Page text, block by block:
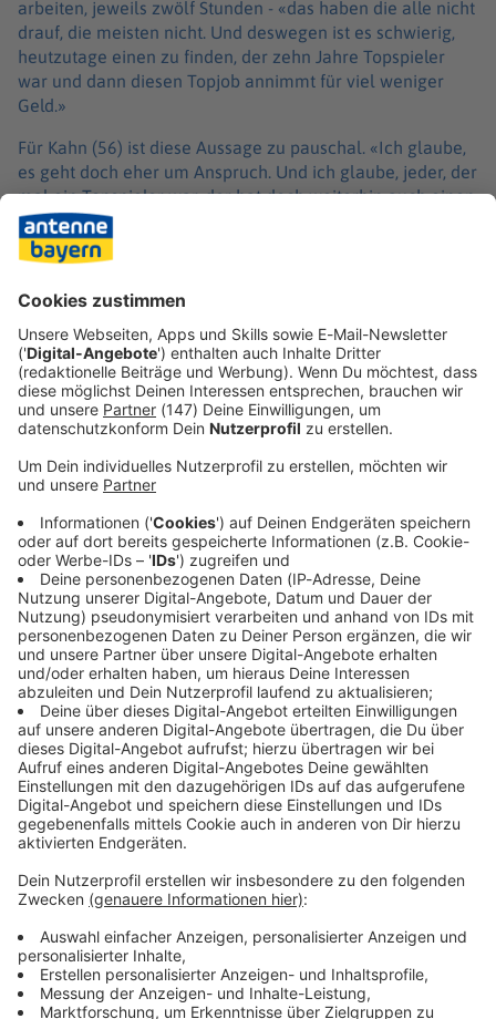
arbeiten, jeweils zwölf Stunden - «das haben die alle nicht
drauf, die meisten nicht. Und deswegen ist es schwierig,
heutzutage einen zu finden, der zehn Jahre Topspieler
war und dann diesen Topjob annimmt für viel weniger
Geld.»
Für Kahn (56) ist diese Aussage zu pauschal. «Ich glaube,
es geht doch eher um Anspruch. Und ich glaube, jeder, der
mal ein Topspieler war, der hat doch weiterhin auch einen
hohen Anspruch», sagte der frühere Nationaltorwart:
«Viele, mit denen ich spreche, haben da große Motivation,
auch da was zu reißen. Deswegen verstehe ich da die
Verbindung nicht zwischen Kontostand und eigener
Immer auf dem Laufenden
bleiben!
Verpass' nichts mehr - mit unserem kostenlosen
ANTENNE BAYERN Newsletter. Ob Nachrichten,
Lifestyle oder unsere neuesten Aktionen - wir
informieren dich.
Zum Newsletter anmelden